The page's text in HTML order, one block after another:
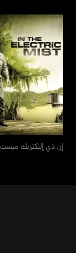
إن ذي إليكتريك
إن ذي إليكتريك ميست